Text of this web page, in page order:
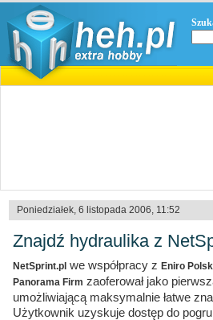
Poniedziałek, 6 listopada 2006, 11:52
Znajdź hydraulika z
NetSprint.pl we współpracy z Eniro
Panorama Firm zaoferował jako
umożliwiającą maksymalnie łatwe
Użytkownik uzyskuje dostęp do